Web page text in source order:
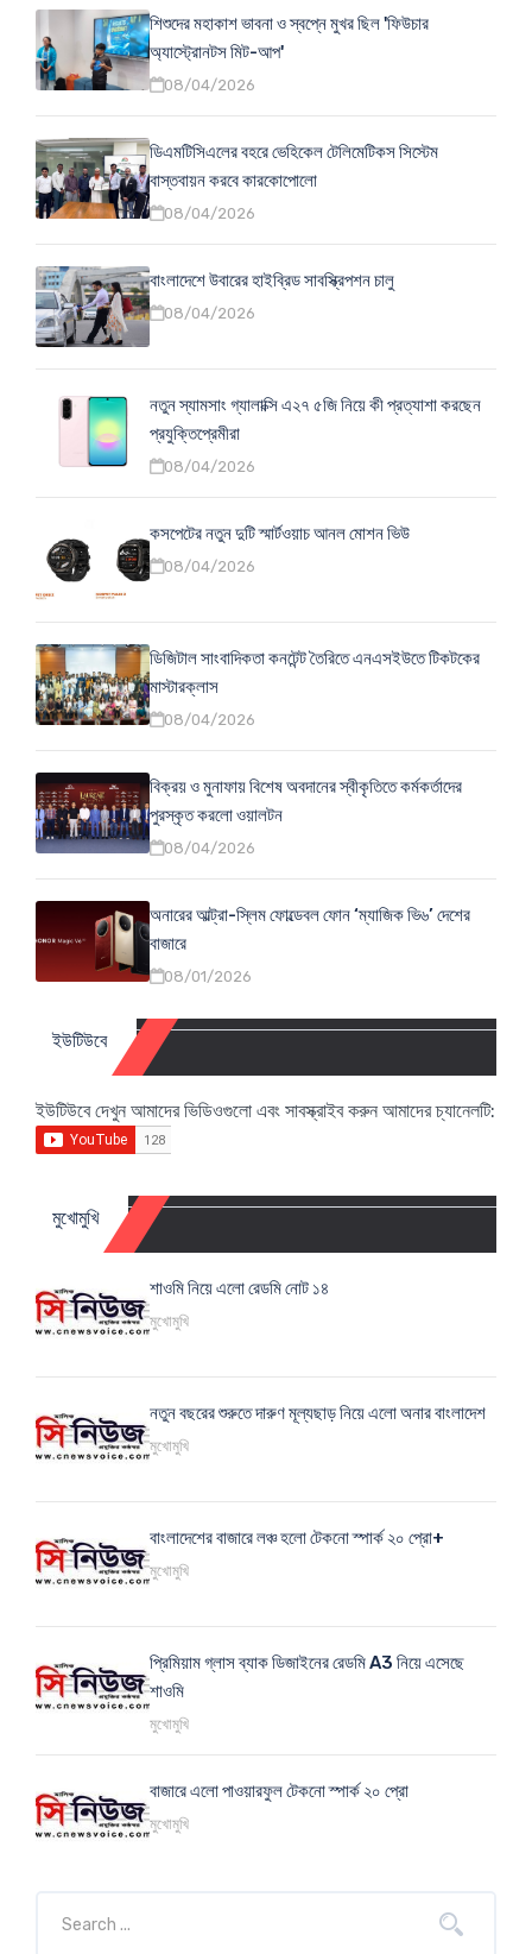
শিশুদের মহাকাশ ভাবনা ও স্বপ্নে মুখর ছিল 'ফিউচার
অ্যাস্ট্রোনটস মিট-আপ'
08/04/2026
ডিএমটিসিএলের বহরে ভেহিকেল টেলিমেটিকস সিস্টেম
বাস্তবায়ন করবে কারকোপোলো
08/04/2026
বাংলাদেশে উবারের হাইব্রিড সাবস্ক্রিপশন চালু
08/04/2026
নতুন স্যামসাং গ্যালাক্সি এ২৭ ৫জি নিয়ে কী প্রত্যাশা করছেন
প্রযুক্তিপ্রেমীরা
08/04/2026
কসপেটের নতুন দুটি স্মার্টওয়াচ আনল মোশন ভিউ
08/04/2026
ডিজিটাল সাংবাদিকতা কনটেন্ট তৈরিতে এনএসইউতে টিকটকের
মাস্টারক্লাস
08/04/2026
বিক্রয় ও মুনাফায় বিশেষ অবদানের স্বীকৃতিতে কর্মকর্তাদের
পুরস্কৃত করলো ওয়ালটন
08/04/2026
অনারের আল্ট্রা-স্লিম ফোল্ডেবল ফোন ‘ম্যাজিক ভি৬’ দেশের
বাজারে
08/01/2026
ইউটিউবে
ইউটিউবে দেখুন আমাদের ভিডিওগুলো এবং সাবস্ক্রাইব করুন আমাদের চ্যানেলটি:
মুখোমুখি
শাওমি নিয়ে এলো রেডমি নোট ১৪
মুখোমুখি
নতুন বছরের শুরুতে দারুণ মূল্যছাড় নিয়ে এলো অনার বাংলাদেশ
মুখোমুখি
বাংলাদেশের বাজারে লঞ্চ হলো টেকনো স্পার্ক ২০ প্রো+
মুখোমুখি
প্রিমিয়াম গ্লাস ব্যাক ডিজাইনের রেডমি A3 নিয়ে এসেছে
শাওমি
মুখোমুখি
বাজারে এলো পাওয়ারফুল টেকনো স্পার্ক ২০ প্রো
মুখোমুখি